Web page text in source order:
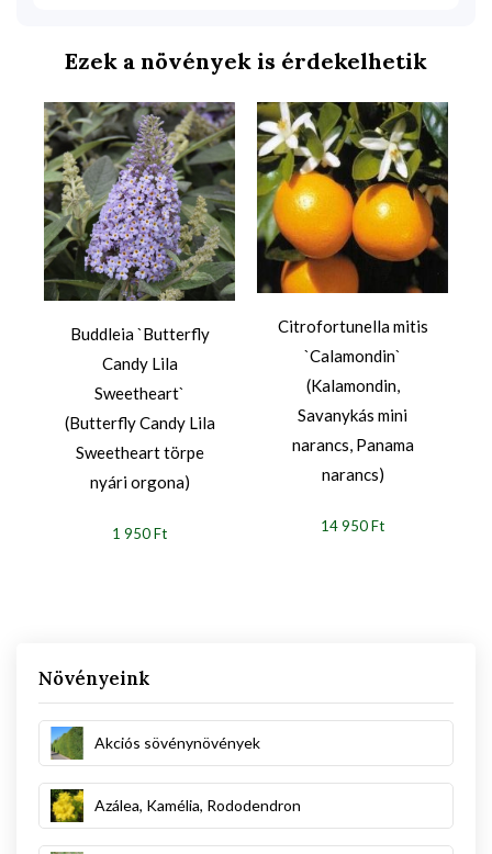
Növényeink
Akciós sövénynövények
Azálea, Kamélia, Rododendron
Ezek a növények is érdekelhetik
Buddleia `Butterfly
Candy Lila
Sweetheart`
(Butterfly Candy Lila
Sweetheart törpe
nyári orgona)
1 950 Ft
Citrofortunella mitis
`Calamondin`
(Kalamondin,
Savanykás mini
narancs, Panama
narancs)
14 950 Ft